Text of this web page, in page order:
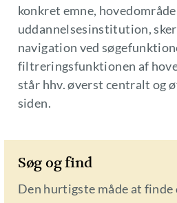
konkret emne,
uddannelsesinstitution,
navigation ved
filtreringsfunktionen af
står hhv. øverst centralt og
siden.
Søg og find
Den hurtigste måde at